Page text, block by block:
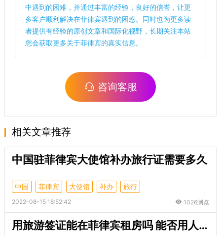
中遇到的困难，并通过丰富的经验，良好的信誉，让更
多客户顺利解决在菲律宾遇到的困惑。同时也为更多读
者提供有经验的原创文章和国际化视野，长期关注本站
您会获取更多关于菲律宾的真实信息。
咨询客服
相关文章推荐
中国驻菲律宾大使馆补办旅行证需要多久
中国 菲律宾 大使馆 补办 旅行
2022-08-15 18:52:42 1026浏览
用旅游签证能在菲律宾租房吗 能否用人民币付款